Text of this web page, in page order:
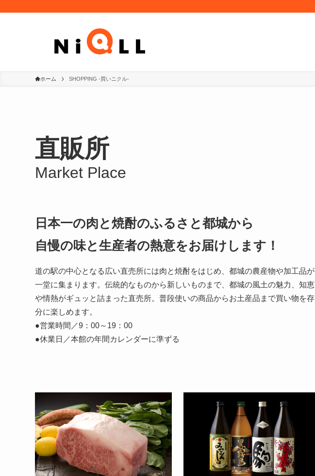
ホーム SHOPPING -買いニクル-
直販所
Market Place
日本一の肉と焼酎のふるさと都城から
自慢の味と生産者の熱意をお届けします！
道の駅の中心となる広い直売所には肉と焼酎をはじめ、都城の農産物や加工品が
一堂に集まります。伝統的なものから新しいものまで、都城の風土の魅力、知恵
や情熱がギュッと詰まった直売所。普段使いの商品からお土産品まで買い物を存
分に楽しめます。
●営業時間／9：00～19：00
●休業日／本館の年間カレンダーに準ずる